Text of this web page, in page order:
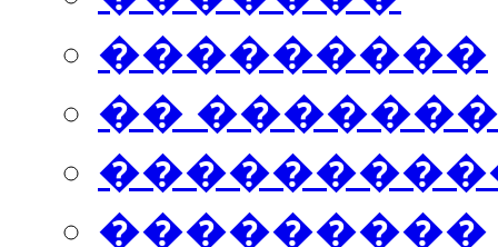
���������
��
���������